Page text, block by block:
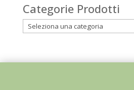
Categorie Prodotti